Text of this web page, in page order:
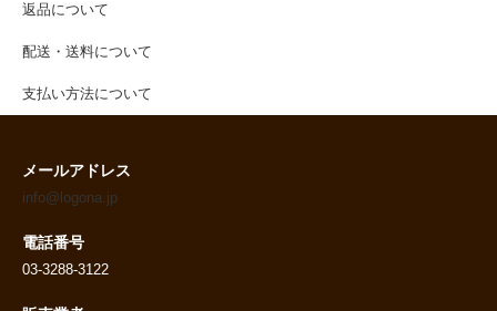
返品について
配送・送料について
支払い方法について
メールアドレス
info@logona.jp
電話番号
03-3288-3122